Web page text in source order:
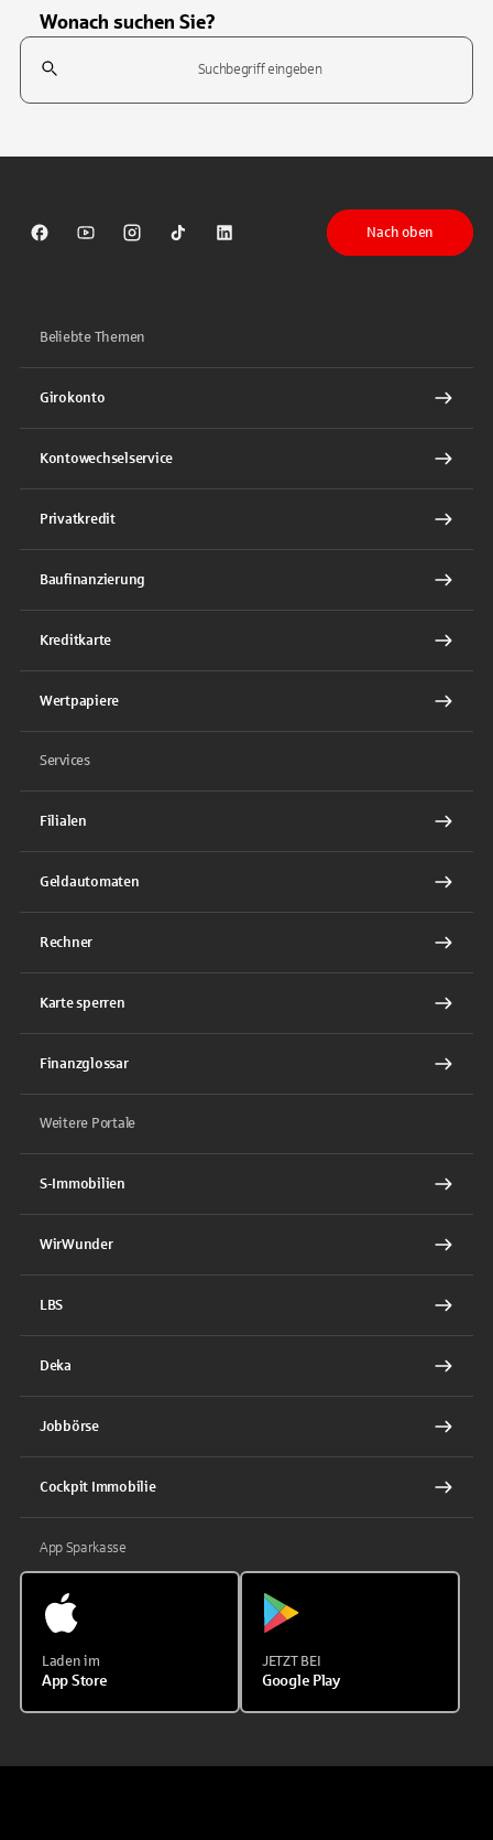
Wonach suchen Sie?
Suchfeld
Sparkasse auf Facebook
Sparkasse auf Youtube
Sparkasse auf Instagram
Sparkasse auf TikTok
Sparkasse auf LinkedIn
Nach oben
Beliebte Themen
Girokonto
Kontowechselservice
Privatkredit
Baufinanzierung
Kreditkarte
Wertpapiere
Services
Filialen
Geldautomaten
Rechner
Karte sperren
Finanzglossar
Weitere Portale
S-Immobilien
WirWunder
LBS
Deka
Jobbörse
Cockpit Immobilie
App Sparkasse
Laden im
App Store
JETZT BEI
Google Play